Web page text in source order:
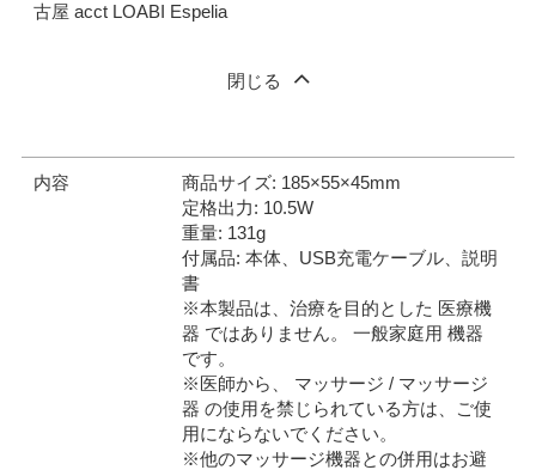
古屋 acct LOABI Espelia
閉じる
内容
商品サイズ: 185×55×45mm
定格出力: 10.5W
重量: 131g
付属品: 本体、USB充電ケーブル、説明
書
※本製品は、治療を目的とした 医療機
器 ではありません。 一般家庭用 機器
です。
※医師から、 マッサージ / マッサージ
器 の使用を禁じられている方は、ご使
用にならないでください。
※他のマッサージ機器との併用はお避